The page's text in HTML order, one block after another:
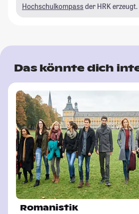
Hochschulkompass der HRK erzeugt.
Das könnte dich
Romanistik